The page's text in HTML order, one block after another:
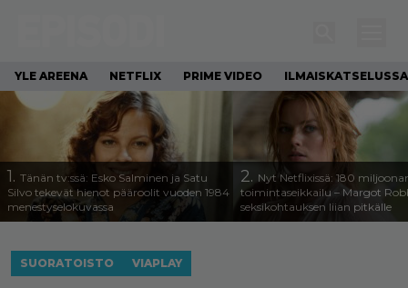
YLE AREENA NETFLIX PRIME VIDEO ILMAISKATSELUSSA
1. Tänän tv:ssä: Esko Salminen ja Satu
Silvo tekevät hienot pääroolit vuoden 1984
menestyselokuvassa
2. Nyt Netflixissä: 180
toimintaseikkailu – Margot
seksikohtauksen liian pitkälle
SUORATOISTO VIAPLAY